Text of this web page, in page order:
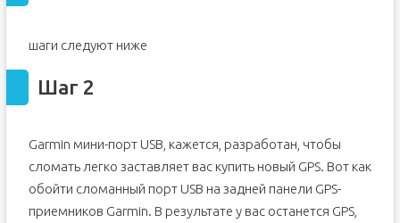
Шаг 6
Шаг 8
Шаг 10
Шаг 11
шаги следуют ниже
Шаг 2
Garmin мини-порт USB, кажется, разработан, чтобы
сломать легко заставляет вас купить новый GPS. Вот как
обойти сломанный порт USB на задней панели GPS-
приемников Garmin. В результате у вас останется GPS,